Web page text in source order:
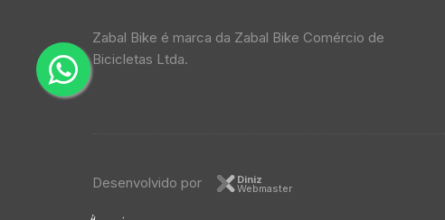
Zabal Bike é marca da Zabal Bike Comércio de
Bicicletas Ltda.
Desenvolvido por Diniz
Webmaster